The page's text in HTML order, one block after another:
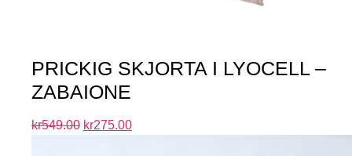
PRICKIG SKJORTA I LYOCELL –
ZABAIONE
kr549.00 kr275.00